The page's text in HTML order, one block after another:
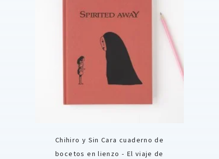
Chihiro y Sin Cara cuaderno de
bocetos en lienzo - El viaje de